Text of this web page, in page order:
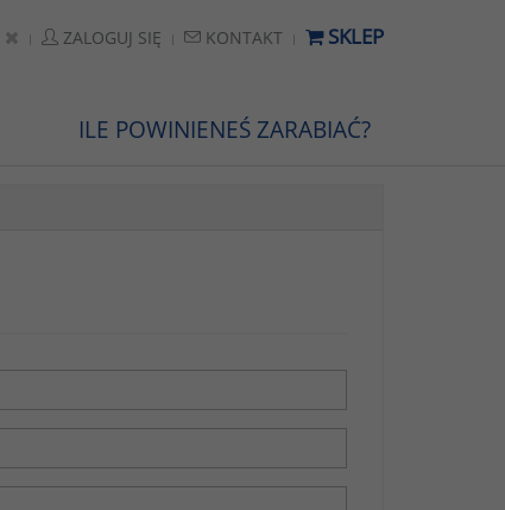
ZALOGUJ SIĘ KONTAKT SKLEP
ILE POWINIENEŚ ZARABIAĆ?